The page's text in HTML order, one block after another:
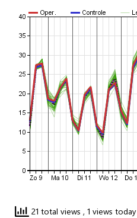
21 total views , 1 views today